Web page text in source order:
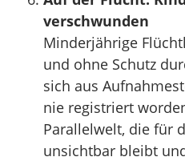
verschwunden
Minderjährige
und ohne Schutz
sich aus
nie registriert
Parallelwelt, die für
unsichtbar bleibt